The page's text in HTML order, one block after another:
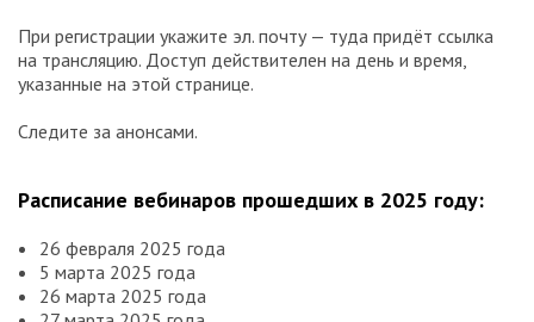
При регистрации укажите эл. почту — туда придёт ссылка
на трансляцию. Доступ действителен на день и время,
указанные на этой странице.
Следите за анонсами.
Расписание вебинаров прошедших в 2025 году:
26 февраля 2025 года
5 марта 2025 года
26 марта 2025 года